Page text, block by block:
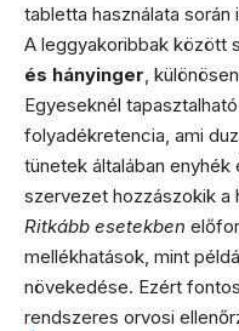
tabletta használata
A leggyakoribbak között
és hányinger,
Egyeseknél
folyadékretencia, ami
tünetek általában
szervezet hozzászokik a
Ritkább esetekben
mellékhatások, mint
növekedése. Ezért
rendszeres orvosi